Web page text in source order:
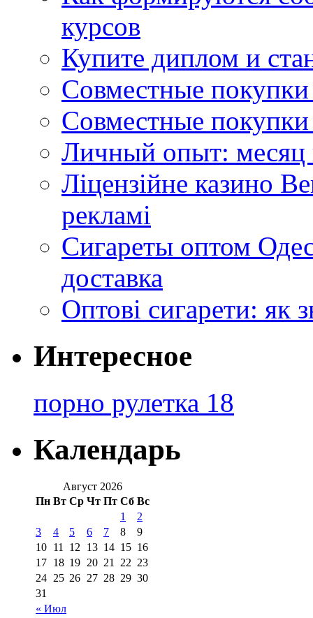
курсов
Купите диплом и
Совместные
Совместные покупки
Личный опыт: месяц
Ліцензійне казино
рекламі
Сигареты оптом
доставка
Оптові сигарети: як
Интересное
порно рулетка 18
Календарь
Август 2026
Пн Вт Ср Чт Пт Сб Вс
« Июл
1
2
3
4 5 6 7 8
9
10 11 12 13 14 15 16
17 18 19 20 21 22 23
24 25 26 27 28 29 30
31